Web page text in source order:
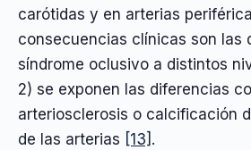
carótidas y en arterias
consecuencias clínicas son las
síndrome oclusivo a distintos
2) se exponen las diferencias
arteriosclerosis o calcificación
de las arterias [13] .